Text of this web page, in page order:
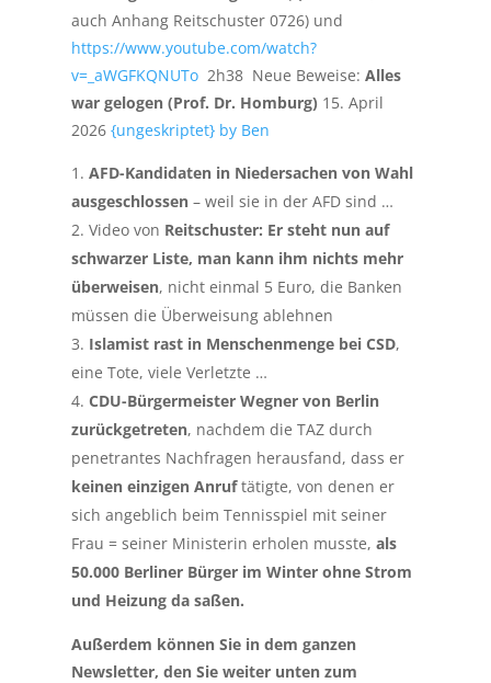
auch Anhang Reitschuster 0726) und
https://www.youtube.com/watch?
v=_aWGFKQNUTo 2h38 Neue Beweise:Alles
war gelogen (Prof. Dr. Homburg) 15. April
2026 {ungeskriptet} by Ben
AFD-Kandidaten in Niedersachen von Wahl
ausgeschlossen– weil sie in der AFD sind …
Video von Reitschuster: Er steht nun auf
schwarzer Liste, man kann ihm nichts mehr
überweisen, nicht einmal 5 Euro, die Banken
müssen die Überweisung ablehnen
Islamist rast in Menschenmenge bei CSD,
eine Tote, viele Verletzte …
CDU-Bürgermeister Wegner von Berlin
zurückgetreten, nachdem die TAZ durch
penetrantes Nachfragen herausfand, dass er
keinen einzigen Anruftätigte, von denen er
sich angeblich beim Tennisspiel mit seiner
Frau = seiner Ministerin erholen musste,als
50.000 Berliner Bürger im Winter ohne Strom
und Heizung da saßen.
Außerdem können Sie in dem ganzen
Newsletter, den Sie weiter unten zum